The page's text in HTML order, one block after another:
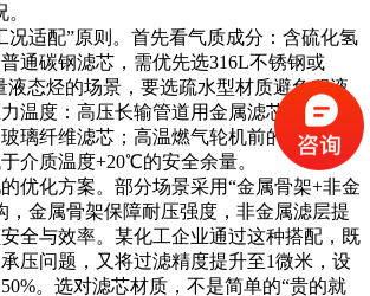
况适配”原则。首先看气质成分：含硫化氢
通碳钢滤芯，需优先选316L不锈钢或
液态烃的场景，要选疏水型材质避免积液
温度：高压长输管道用金属滤芯，低压化
璃纤维滤芯；高温燃气轮机前的滤芯，需
介质温度+20℃的安全余量。
优化方案。部分场景采用“金属骨架+非金
，金属骨架保障耐压强度，非金属滤层提
全与效率。某化工企业通过这种搭配，既
压问题，又将过滤精度提升至1微米，设
。选对滤芯材质，不是简单的“贵的就